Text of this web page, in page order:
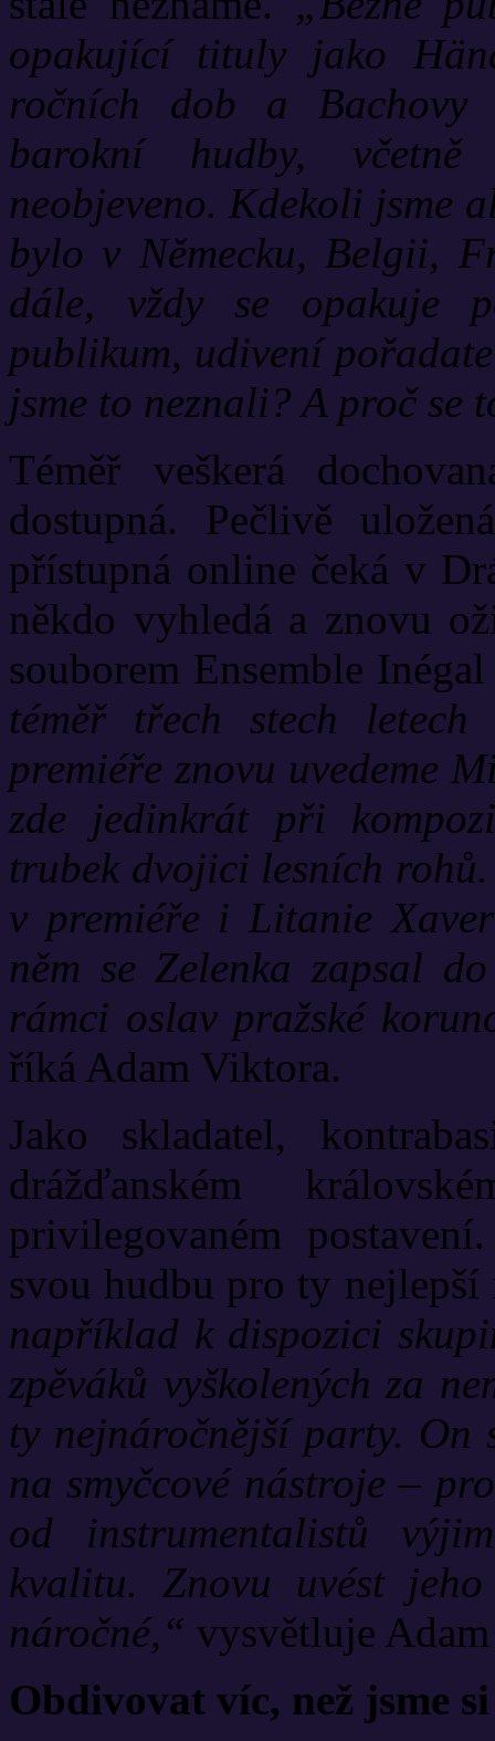
opakující tituly jako
ročních dob a Bachovy
barokní hudby,
neobjeveno. Kdekoli jsme
bylo v Německu, Belgii,
dále, vždy se opakuje
publikum, udivení
jsme to neznali? A proč se
Téměř veškerá
dostupná. Pečlivě
přístupná online čeká v
někdo vyhledá a znovu
souborem Ensemble
téměř třech stech
premiéře znovu uvedeme
zde jedinkrát při
trubek dvojici lesních
v premiéře i Litanie
něm se Zelenka zapsal
rámci oslav pražské
říká Adam Viktora.
Jako skladatel,
drážďanském
privilegovaném
svou hudbu pro ty nejlepší
například k dispozici
zpěváků vyškolených za
ty nejnáročnější party. On
na smyčcové nástroje –
od instrumentalistů
kvalitu. Znovu uvést
náročné,“ vysvětluje
Obdivovat víc, než jsme